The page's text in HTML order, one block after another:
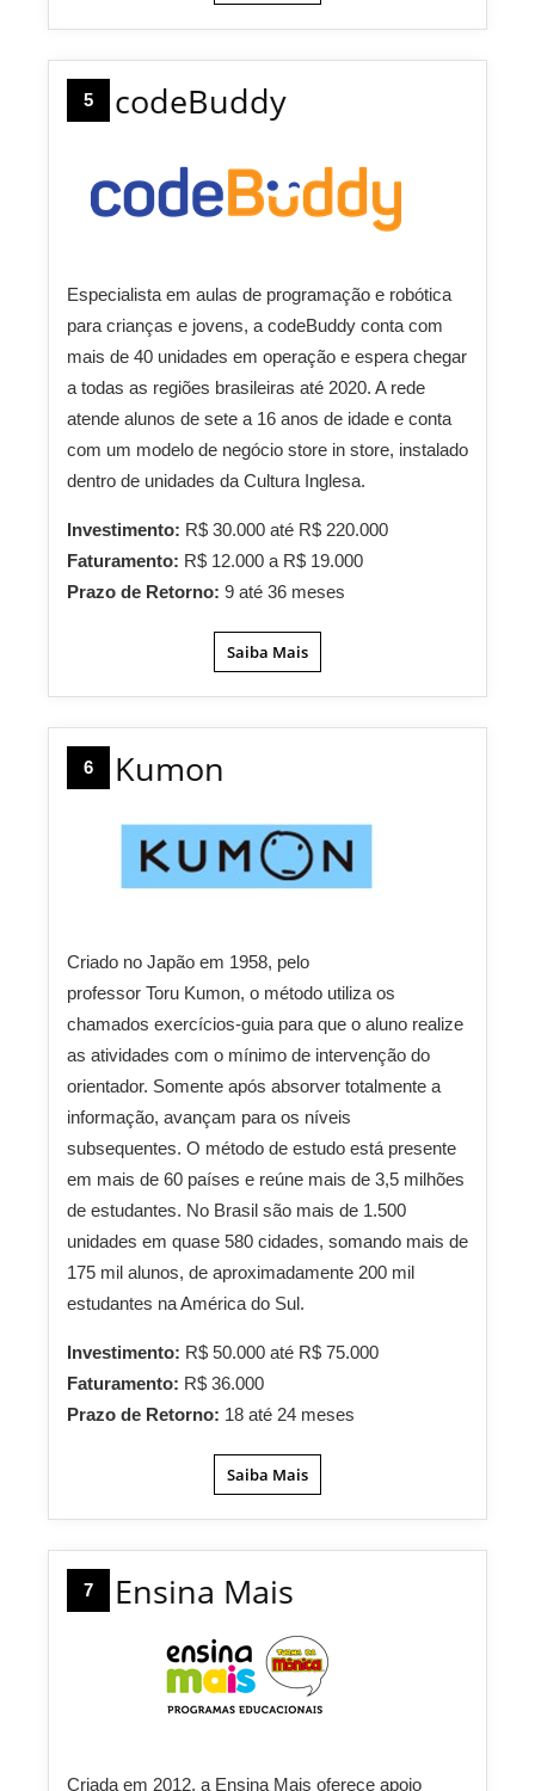
5 codeBuddy
Especialista em aulas de programação e robótica
para crianças e jovens, a codeBuddy conta com
mais de 40 unidades em operação e espera chegar
a todas as regiões brasileiras até 2020. A rede
atende alunos de sete a 16 anos de idade e conta
com um modelo de negócio store in store, instalado
dentro de unidades da Cultura Inglesa.
Investimento: R$ 30.000 até R$ 220.000
Faturamento: R$ 12.000 a R$ 19.000
Prazo de Retorno: 9 até 36 meses
Saiba Mais
6 Kumon
Criado no Japão em 1958, pelo
professor Toru Kumon, o método utiliza os
chamados exercícios-guia para que o aluno realize
as atividades com o mínimo de intervenção do
orientador. Somente após absorver totalmente a
informação, avançam para os níveis
subsequentes. O método de estudo está presente
em mais de 60 países e reúne mais de 3,5 milhões
de estudantes. No Brasil são mais de 1.500
unidades em quase 580 cidades, somando mais de
175 mil alunos, de aproximadamente 200 mil
estudantes na América do Sul.
Investimento: R$ 50.000 até R$ 75.000
Faturamento: R$ 36.000
Prazo de Retorno: 18 até 24 meses
Saiba Mais
7 Ensina Mais
Criada em 2012, a Ensina Mais oferece apoio